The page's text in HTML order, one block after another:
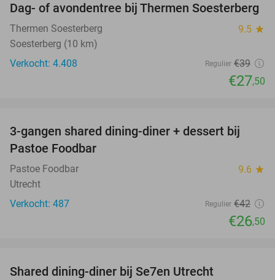
29%
Dag- of avondentree bij Thermen Soesterberg
Thermen Soesterberg 9.5 star
Soesterberg (10 km)
Verkocht: 4.408
Regulier €39
€27,50
37%
3-gangen shared dining-diner + dessert bij
Pastoe Foodbar
Pastoe Foodbar 9.6 star
Utrecht
Verkocht: 487
Regulier €42
€26,50
Shared dining-diner bij Se7en Utrecht